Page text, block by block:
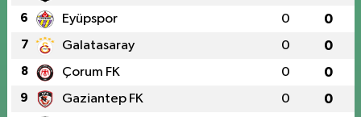
6 Eyüpspor 0 0
7 Galatasaray 0 0
8 Çorum FK 0 0
9 Gaziantep FK 0 0